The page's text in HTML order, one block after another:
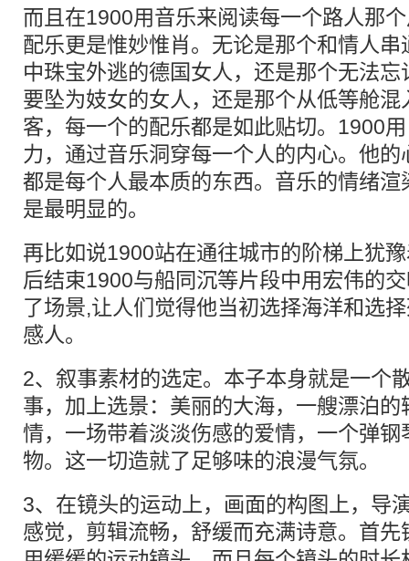
而且在1900用音乐来阅读每一个路人那
配乐更是惟妙惟肖。无论是那个和情人
中珠宝外逃的德国女人，还是那个无法
要坠为妓女的女人，还是那个从低等舱
客，每一个的配乐都是如此贴切。1900
力，通过音乐洞穿每一个人的内心。他
都是每个人最本质的东西。音乐的情绪
是最明显的。
再比如说1900站在通往城市的阶梯上犹
后结束1900与船同沉等片段中用宏伟的
了场景,让人们觉得他当初选择海洋和选
感人。
2、叙事素材的选定。本子本身就是一个
事，加上选景：美丽的大海，一艘漂泊
情，一场带着淡淡伤感的爱情，一个弹
物。这一切造就了足够味的浪漫气氛。
3、在镜头的运动上，画面的构图上，导
感觉，剪辑流畅，舒缓而充满诗意。首